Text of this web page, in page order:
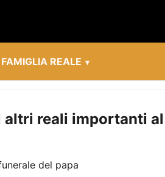
REALE
reali importanti